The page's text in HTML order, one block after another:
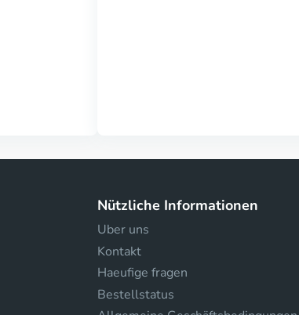
Nützliche Informationen
Uber uns
Kontakt
Haeufige fragen
Bestellstatus